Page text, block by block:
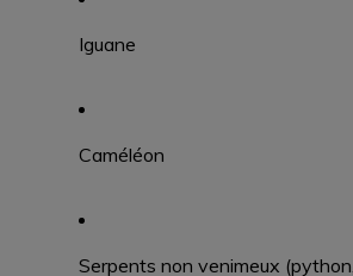
Iguane
Caméléon
Serpents non venimeux